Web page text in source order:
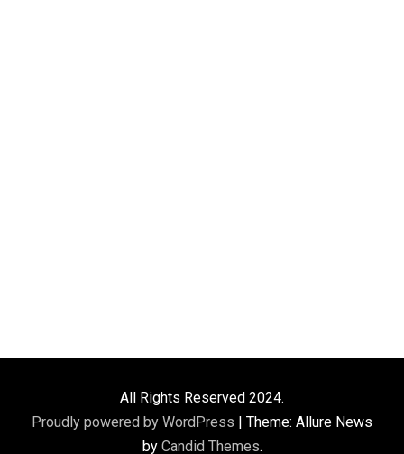
All Rights Reserved 2024.
Proudly powered by WordPress
Theme: Allure News
by Candid Themes.